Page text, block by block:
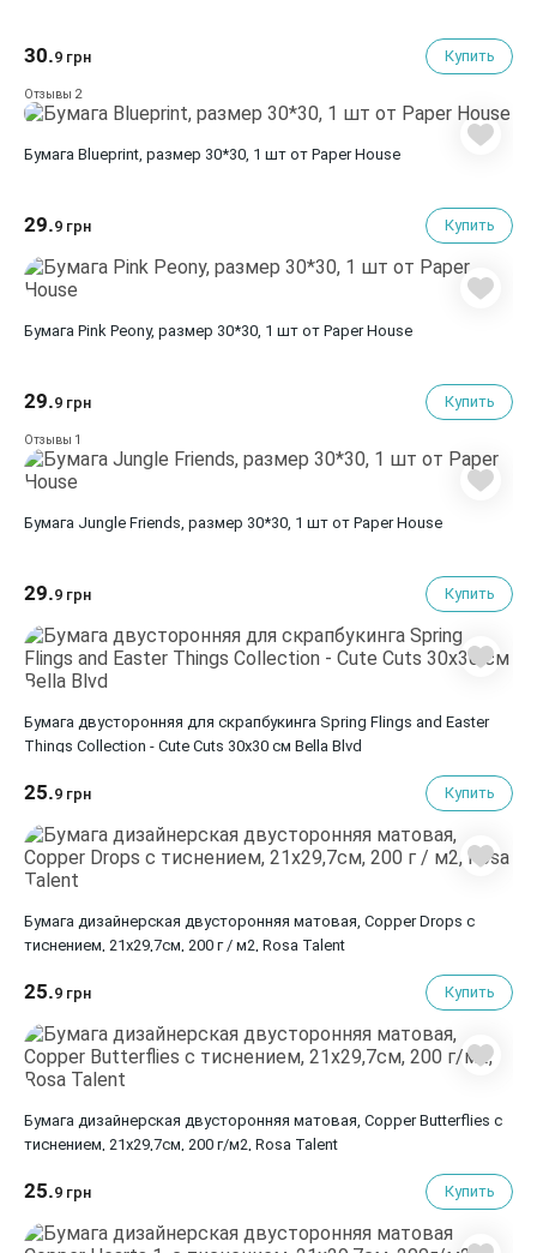
30.9 грн Купить
Отзывы 2
Бумага Blueprint, размер 30*30, 1 шт от Paper House
29.9 грн Купить
Бумага Pink Peony, размер 30*30, 1 шт от Paper House
29.9 грн Купить
Отзывы 1
Бумага Jungle Friends, размер 30*30, 1 шт от Paper House
29.9 грн Купить
Бумага двусторонняя для скрапбукинга Spring Flings and Easter
Things Collection - Cute Cuts 30х30 см Bella Blvd
25.9 грн Купить
Бумага дизайнерская двусторонняя матовая, Copper Drops с
тиснением, 21х29,7см, 200 г / м2, Rosa Talent
25.9 грн Купить
Бумага дизайнерская двусторонняя матовая, Copper Butterflies с
тиснением, 21х29,7см, 200 г/м2, Rosa Talent
25.9 грн Купить